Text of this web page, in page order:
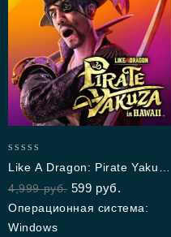
out
of
5
Like A Dragon: Pirate Yakuza
In Hawaii
4,999руб. 599 руб.
Операционная система:
Windows